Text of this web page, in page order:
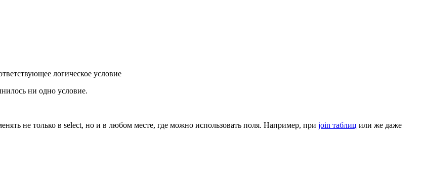
логическое условие
ни одно условие.
не только в select, но и в любом месте, где можно использовать поля. Например, при join таблиц или же даже